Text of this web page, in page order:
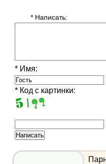
* Написать:
* Имя:
* Код с картинки: